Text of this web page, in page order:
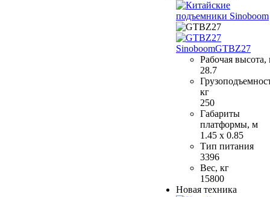
SinoboomGTBZ27
Рабочая высота,
28.7
кг
250
Габариты
платформы, м
1.45 x 0.85
Тип питания
3396
Вес, кг
15800
Новая техника